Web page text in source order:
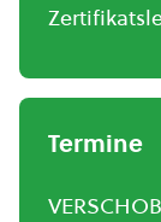
Termine